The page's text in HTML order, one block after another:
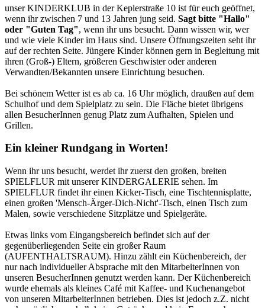
unser KINDERKLUB in der Keplerstraße 10 ist für euch geöffnet,
wenn ihr zwischen 7 und 13 Jahren jung seid. Sagt bitte "Hallo"
oder "Guten Tag", wenn ihr uns besucht. Dann wissen wir, wer
und wie viele Kinder im Haus sind. Unsere Öffnungszeiten seht ihr
auf der rechten Seite. Jüngere Kinder können gern in Begleitung mit
ihren (Groß-) Eltern, größeren Geschwister oder anderen
Verwandten/Bekannten unsere Einrichtung besuchen.
Bei schönem Wetter ist es ab ca. 16 Uhr möglich, draußen auf dem
Schulhof und dem Spielplatz zu sein. Die Fläche bietet übrigens
allen BesucherInnen genug Platz zum Aufhalten, Spielen und
Grillen.
Ein kleiner Rundgang in Worten!
Wenn ihr uns besucht, werdet ihr zuerst den großen, breiten
SPIELFLUR mit unserer KINDERGALERIE sehen. Im
SPIELFLUR findet ihr einen Kicker-Tisch, eine Tischtennisplatte,
einen großen 'Mensch-Ärger-Dich-Nicht'-Tisch, einen Tisch zum
Malen, sowie verschiedene Sitzplätze und Spielgeräte.
Etwas links vom Eingangsbereich befindet sich auf der
gegenüberliegenden Seite ein großer Raum
(AUFENTHALTSRAUM). Hinzu zählt ein Küchenbereich, der
nur nach individueller Absprache mit den MitarbeiterInnen von
unseren BesucherInnen genutzt werden kann. Der Küchenbereich
wurde ehemals als kleines Café mit Kaffee- und Kuchenangebot
von unseren MitarbeiterInnen betrieben. Dies ist jedoch z.Z. nicht